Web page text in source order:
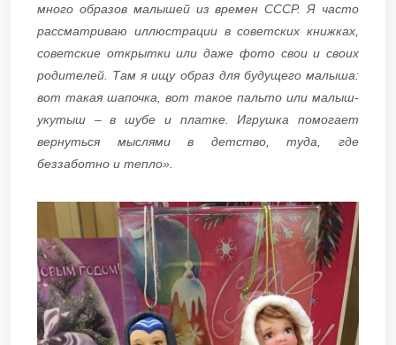
много образов малышей из времен СССР. Я часто
рассматриваю иллюстрации в советских книжках,
советские открытки или даже фото свои и своих
родителей. Там я ищу образ для будущего малыша:
вот такая шапочка, вот такое пальто или малыш-
укутыш – в шубе и платке. Игрушка помогает
вернуться мыслями в детство, туда, где
беззаботно и тепло».